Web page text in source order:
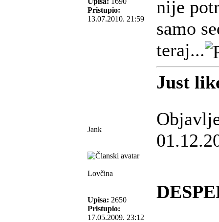
Pristupio:
13.07.2010. 21:59
nije
samo
teraj...
Just
Jank
Lovčina
Upisa: 2650
Pristupio:
17.05.2009. 23:12